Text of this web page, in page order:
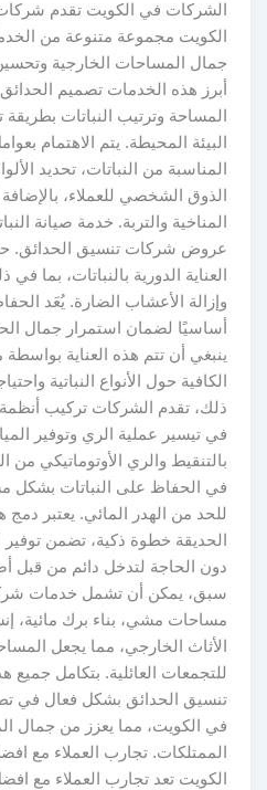
الشركات في الكويت تقدم
الكويت مجموعة متنوعة من
جمال المساحات الخارجية
أبرز هذه الخدمات تصميم
المساحة وترتيب النباتات
البيئة المحيطة. يتم الاهتمام
المناسبة من النباتات، تحديد
الذوق الشخصي للعملاء،
المناخية والتربة. خدمة صيانة
عروض شركات تنسيق الحدائق.
العناية الدورية بالنباتات، بما
وإزالة الأعشاب الضارة. يُعَد
أساسيًا لضمان استمرار جمال
ينبغي أن تتم هذه العناية
الكافية حول الأنواع النباتية
ذلك، تقدم الشركات تركيب أنظمة
في تيسير عملية الري وتوفير
بالتنقيط والري الأوتوماتيكي من
في الحفاظ على النباتات بشكل
للحد من الهدر المائي. يعتبر
الحديقة خطوة ذكية، تضمن توفير
دون الحاجة لتدخل دائم من قبل
سبق، يمكن أن تشمل خدمات
مساحات مشي، بناء برك مائية،
الأثاث الخارجي، مما يجعل
للتجمعات العائلية. بتكامل
تنسيق الحدائق بشكل فعال في
في الكويت، مما يعزز من جمال
الممتلكات. تجارب العملاء مع
الكويت تعد تجارب العملاء مع